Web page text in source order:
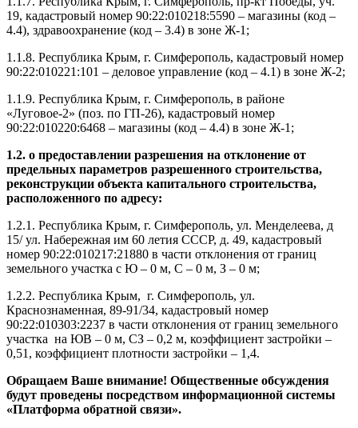
19, кадастровый номер 90:22:010218:5590 – магазины (код –
4.4), здравоохранение (код – 3.4) в зоне Ж-1;
1.1.8. Республика Крым, г. Симферополь, кадастровый номер
90:22:010221:101 – деловое управление (код – 4.1) в зоне Ж-2;
1.1.9. Республика Крым, г. Симферополь, в районе
«Луговое-2» (поз. по ГП-26), кадастровый номер
90:22:010220:6468 – магазины (код – 4.4) в зоне Ж-1;
1.2. о предоставлении разрешения на отклонение от
предельных параметров разрешенного строительства,
реконструкции объекта капитального строительства,
расположенного по адресу:
1.2.1. Республика Крым, г. Симферополь, ул. Менделеева, д
15/ ул. Набережная им 60 летия СССР, д. 49, кадастровый
номер 90:22:010217:21880 в части отклонения от границ
земельного участка с Ю – 0 м, С – 0 м, З – 0 м;
1.2.2. Республика Крым, г. Симферополь, ул.
Краснознаменная, 89-91/34, кадастровый номер
90:22:010303:2237 в части отклонения от границ земельного
участка на ЮВ – 0 м, СЗ – 0,2 м, коэффициент застройки –
0,51, коэффициент плотности застройки – 1,4.
Обращаем Ваше внимание! Общественные обсуждения
будут проведены посредством информационной системы
«Платформа обратной связи».